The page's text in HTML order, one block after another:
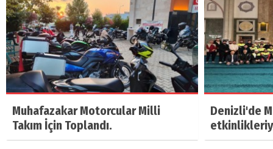
Muhafazakar Motorcular Milli
Takım İçin Toplandı.
Denizli'de